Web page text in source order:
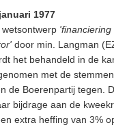
1977
door min. Langman
het behandeld in de
met de
de Boerenpartij tegen.
bijdrage aan de
extra heffing van 3%